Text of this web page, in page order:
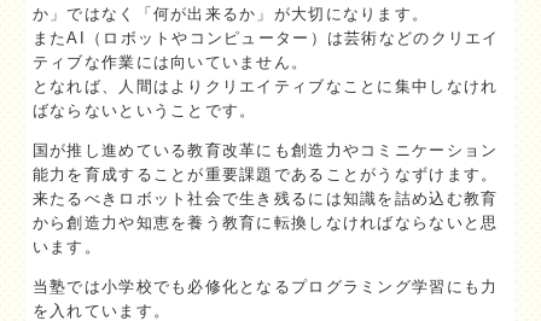
か」ではなく「何が出来るか」が大切になります。
またAI（ロボットやコンピューター）は芸術などのクリエイ
ティブな作業には向いていません。
となれば、人間はよりクリエイティブなことに集中しなけれ
ばならないということです。
国が推し進めている教育改革にも創造力やコミニケーション
能力を育成することが重要課題であることがうなずけます。
来たるべきロボット社会で生き残るには知識を詰め込む教育
から創造力や知恵を養う教育に転換しなければならないと思
います。
当塾では小学校でも必修化となるプログラミング学習にも力
を入れています。